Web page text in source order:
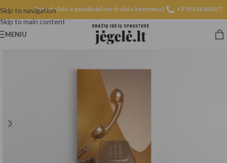
Skip to navigation
Skip to main content
Fotodrobės ir paveikslai ant drobės internetu | +370 628 80327
MENIU